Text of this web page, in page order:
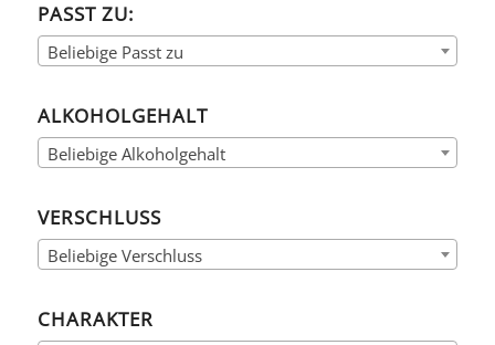
PASST ZU:
Beliebige Passt zu
ALKOHOLGEHALT
Beliebige Alkoholgehalt
VERSCHLUSS
Beliebige Verschluss
CHARAKTER